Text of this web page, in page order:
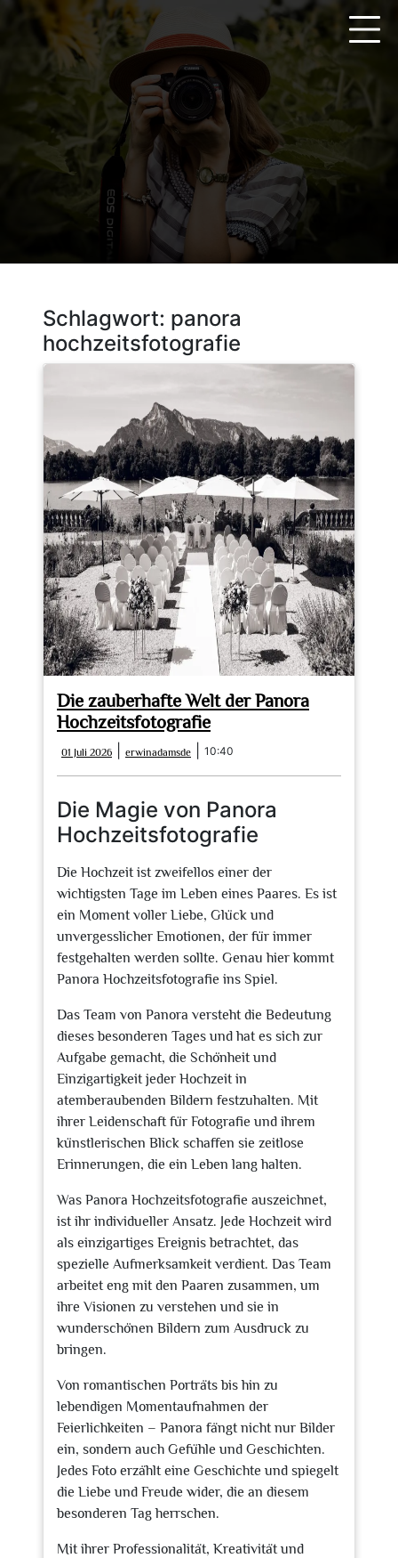
springen
Schlagwort: panora
hochzeitsfotografie
Die zauberhafte Welt der Panora
Hochzeitsfotografie
01 Juli 2026
Juli
2026
erwinadamsde erwinadamsde
10:40
Die Magie von Panora
Hochzeitsfotografie
Die Hochzeit ist zweifellos einer der
wichtigsten Tage im Leben eines Paares. Es ist
ein Moment voller Liebe, Glück und
unvergesslicher Emotionen, der für immer
festgehalten werden sollte. Genau hier kommt
Panora Hochzeitsfotografie ins Spiel.
Das Team von Panora versteht die Bedeutung
dieses besonderen Tages und hat es sich zur
Aufgabe gemacht, die Schönheit und
Einzigartigkeit jeder Hochzeit in
atemberaubenden Bildern festzuhalten. Mit
ihrer Leidenschaft für Fotografie und ihrem
künstlerischen Blick schaffen sie zeitlose
Erinnerungen, die ein Leben lang halten.
Was Panora Hochzeitsfotografie auszeichnet,
ist ihr individueller Ansatz. Jede Hochzeit wird
als einzigartiges Ereignis betrachtet, das
spezielle Aufmerksamkeit verdient. Das Team
arbeitet eng mit den Paaren zusammen, um
ihre Visionen zu verstehen und sie in
wunderschönen Bildern zum Ausdruck zu
bringen.
Von romantischen Porträts bis hin zu
lebendigen Momentaufnahmen der
Feierlichkeiten – Panora fängt nicht nur Bilder
ein, sondern auch Gefühle und Geschichten.
Jedes Foto erzählt eine Geschichte und spiegelt
die Liebe und Freude wider, die an diesem
besonderen Tag herrschen.
Mit ihrer Professionalität, Kreativität und